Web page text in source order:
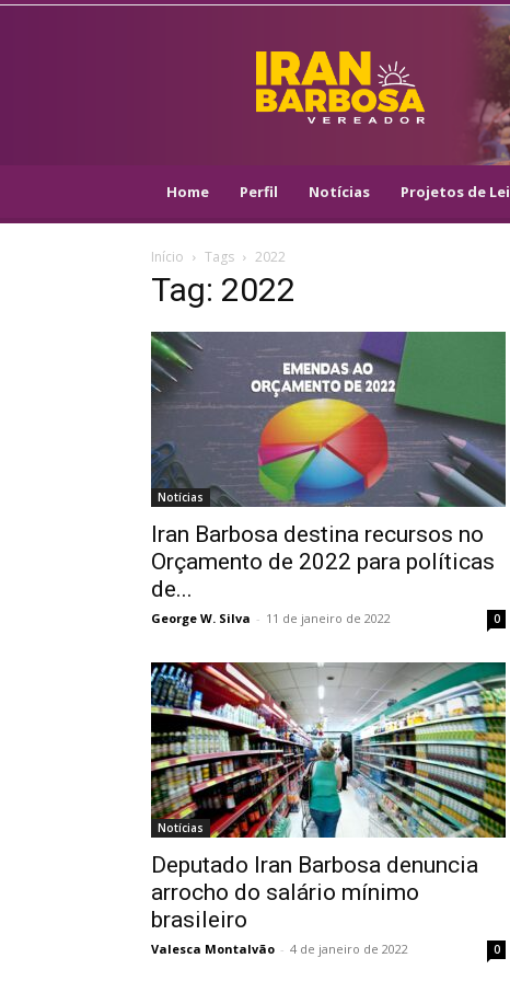
IRAN
BARBOSA
–
VEREADOR
–
Home Perfil Notícias Projetos de Lei
Início Tags 2022
Tag: 2022
Notícias
Iran Barbosa destina recursos no
Orçamento de 2022 para políticas
de...
George W. Silva - 11 de janeiro de 2022 0
Notícias
Deputado Iran Barbosa denuncia
arrocho do salário mínimo
brasileiro
Valesca Montalvão - 4 de janeiro de 2022 0